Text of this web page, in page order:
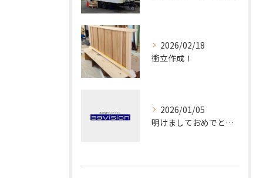
2026/02/18
衝立作成！
2026/01/05
明けましておめでとうございます！